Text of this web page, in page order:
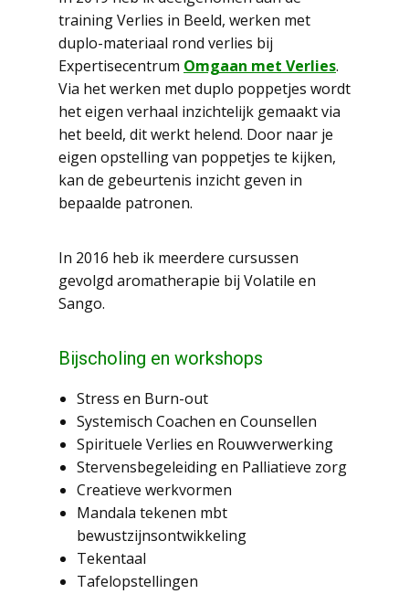
training Verlies in Beeld, werken met
duplo-materiaal rond verlies bij
Expertisecentrum Omgaan met Verlies.
Via het werken met duplo poppetjes wordt
het eigen verhaal inzichtelijk gemaakt via
het beeld, dit werkt helend. Door naar je
eigen opstelling van poppetjes te kijken,
kan de gebeurtenis inzicht geven in
bepaalde patronen.
In 2016 heb ik meerdere cursussen
gevolgd aromatherapie bij Volatile en
Sango.
Bijscholing en workshops
Stress en Burn-out
Systemisch Coachen en Counsellen
Spirituele Verlies en Rouwverwerking
Stervensbegeleiding en Palliatieve zorg
Creatieve werkvormen
Mandala tekenen mbt
bewustzijnsontwikkeling
Tekentaal
Tafelopstellingen